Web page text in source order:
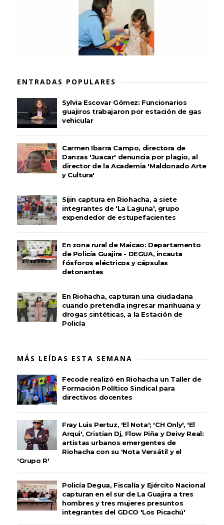
ENTRADAS POPULARES
Sylvia Escovar Gómez: Funcionarios
guajiros trabajaron por estación de gas
vehicular
Carmen Ibarra Campo, directora de
Danzas 'Juacar' denuncia por plagio, al
director de la Academia 'Maldonado Arte
y Cultura'
Sijin captura en Riohacha, a siete
integrantes de 'La Laguna', grupo
expendedor de estupefacientes
En zona rural de Maicao: Departamento
de Policía Guajira - DEGUA, incauta
fósforos eléctricos y cápsulas
detonantes
En Riohacha, capturan una ciudadana
cuando pretendía ingresar marihuana y
drogas sintéticas, a la Estación de
Policía
MÁS LEÍDAS ESTA SEMANA
Fecode realizó en Riohacha un Taller de
Formación Político Sindical para
directivos docentes
Fray Luis Pertuz, 'El Nota'; 'CH Only', 'El
Arqui', Cristian Dj, Flow Piña y Deivy Real:
artistas urbanos emergentes de
Riohacha con su 'Nota Versátil y el
'Grupo R'
Policía Degua, Fiscalía y Ejército Nacional
capturan en el sur de La Guajira a tres
hombres y tres mujeres presuntos
integrantes del GDCO 'Los Picachú'